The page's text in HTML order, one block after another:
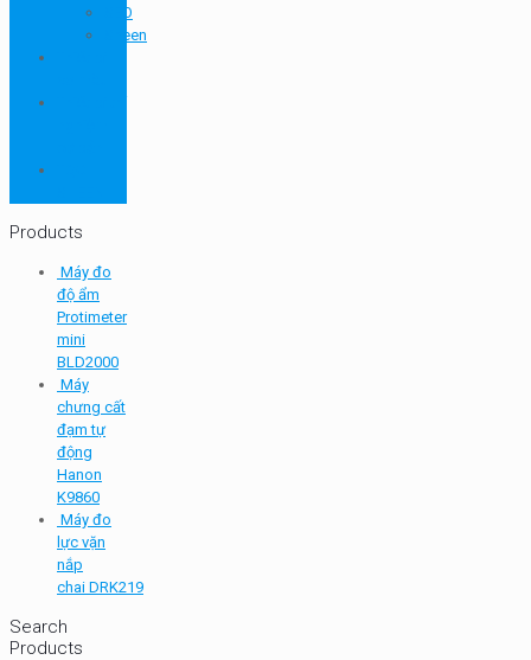
SEO
Sheen
Products
Máy đo
độ ẩm
Protimeter
mini
BLD2000
Máy
chưng cất
đạm tự
động
Hanon
K9860
Máy đo
lực vặn
nắp
chai DRK219
Search
Products